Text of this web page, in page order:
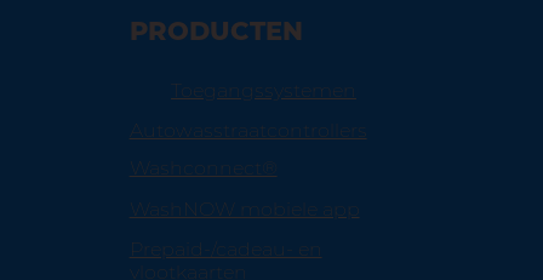
PRODUCTEN
Toegangssystemen
Autowasstraatcontrollers
Washconnect®
WashNOW mobiele app
Prepaid-/cadeau- en
vlootkaarten